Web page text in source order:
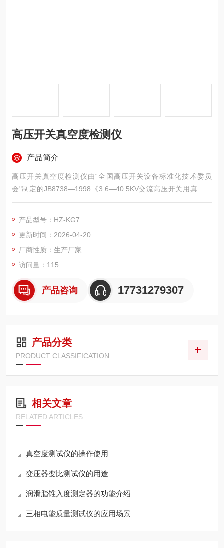
高压开关真空度检测仪
产品简介
高压开关真空度检测仪由“全国高压开关设备标准化技术委员
会"制定的JB8738—1998《3.6—40.5KV交流高压开关用真空灭
弧室》中规定“内部气体压力测量及允许储存期检查"是生产和使
室的允许储存期为20年。真空灭弧室内部气体压力应低于6.6×10
-2Pa。
产品型号：HZ-KG7
更新时间：2026-04-20
厂商性质：生产厂家
访问量：115
产品咨询 17731279307
产品分类
PRODUCT CLASSIFICATION
相关文章
RELATED ARTICLES
真空度测试仪的操作使用
变压器变比测试仪的用途
润滑脂锥入度测定器的功能介绍
三相电能质量测试仪的应用场景